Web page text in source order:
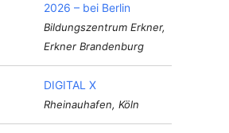
2026 – bei Berlin
Bildungszentrum Erkner,
Erkner Brandenburg
DIGITAL X
Rheinauhafen, Köln